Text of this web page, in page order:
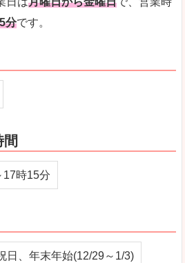
分です。
17時15分
日、年末年始(12/29～1/3)